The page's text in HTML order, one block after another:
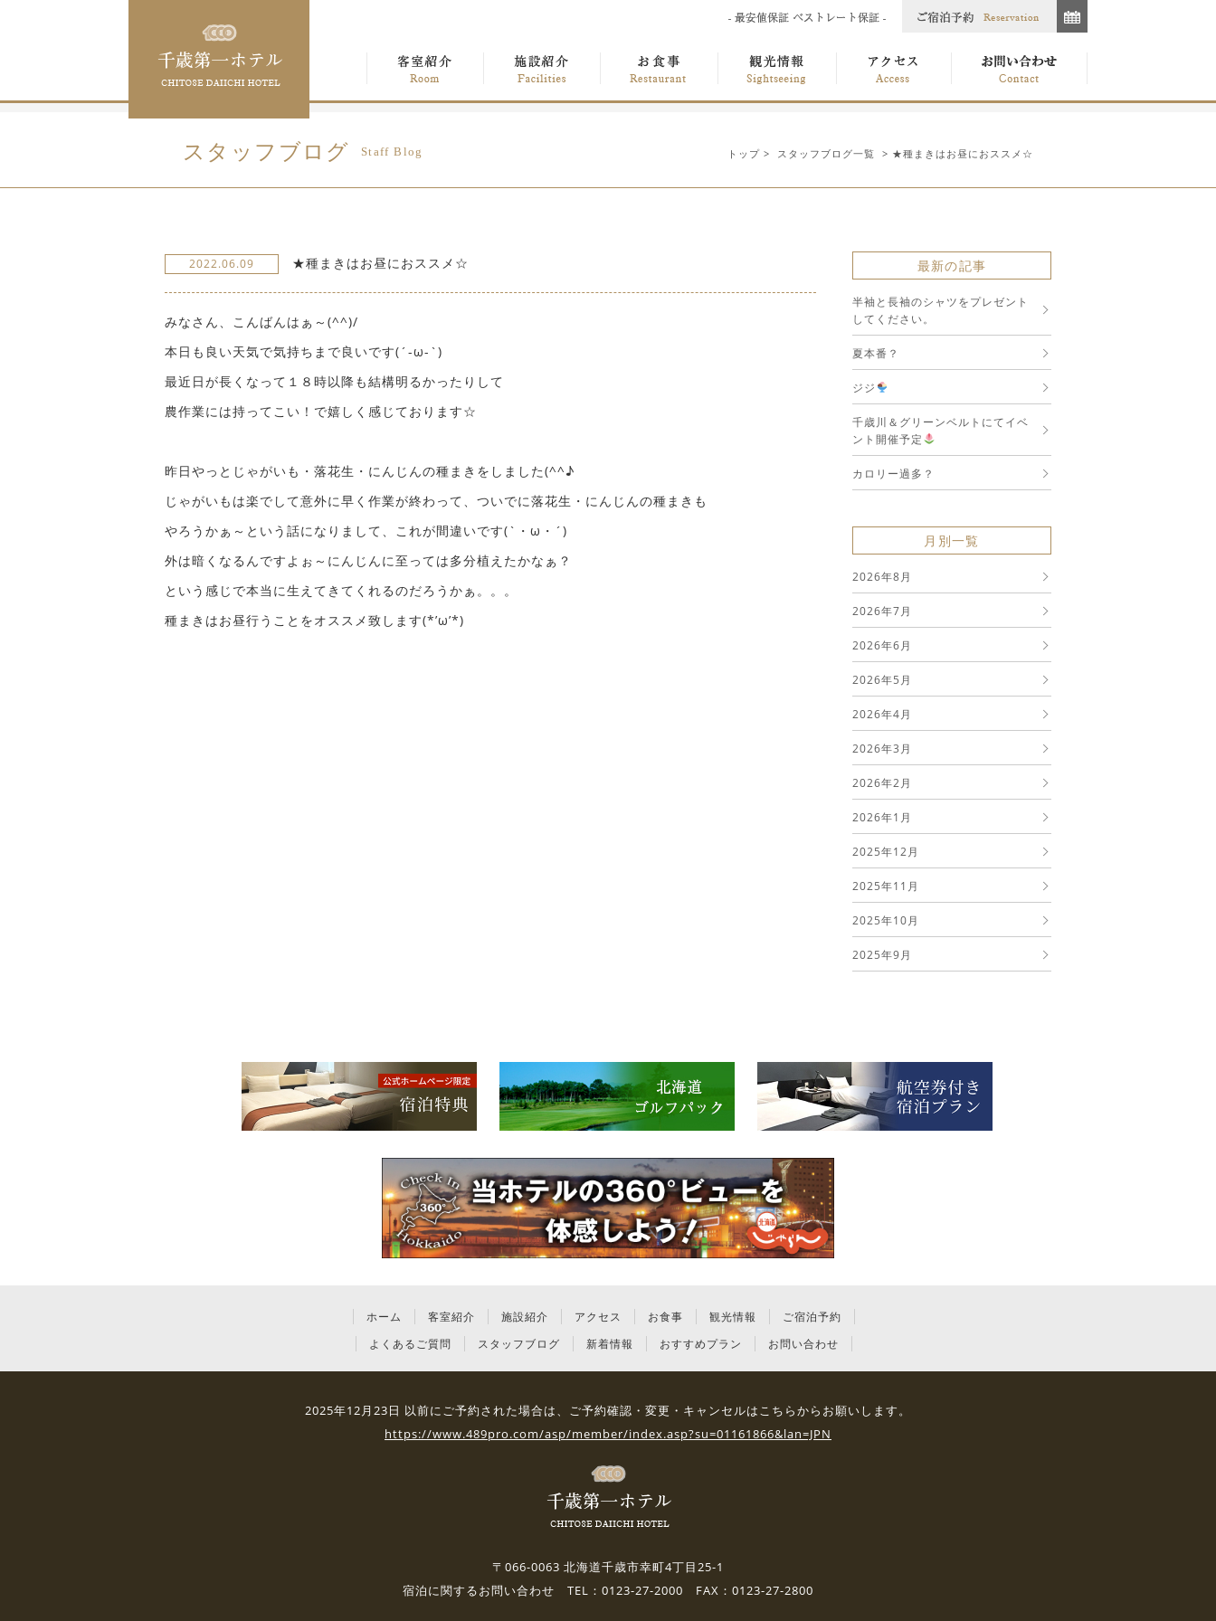
スタッフブログ Staff Blog トップ > スタッフブログ一覧 > ★種まきはお昼におススメ☆
2022.06.09 ★種まきはお昼におススメ☆
みなさん、こんばんはぁ～(^^)/
本日も良い天気で気持ちまで良いです(´-ω-`)
最近日が長くなって１８時以降も結構明るかったりして
農作業には持ってこい！で嬉しく感じております☆
昨日やっとじゃがいも・落花生・にんじんの種まきをしました(^^♪
じゃがいもは楽でして意外に早く作業が終わって、ついでに落花生・にんじんの種まきも
やろうかぁ～という話になりまして、これが間違いです(`・ω・´)
外は暗くなるんですよぉ～にんじんに至っては多分植えたかなぁ？
という感じで本当に生えてきてくれるのだろうかぁ。。。
種まきはお昼行うことをオススメ致します(*’ω’*)
最新の記事
半袖と長袖のシャツをプレゼント
してください。
夏本番？
ジジ
千歳川＆グリーンベルトにてイベ
ント開催予定
カロリー過多？
月別一覧
2026年8月
2026年7月
2026年6月
2026年5月
2026年4月
2026年3月
2026年2月
2026年1月
2025年12月
2025年11月
2025年10月
2025年9月
ホーム 客室紹介 施設紹介 アクセス お食事 観光情報
ご宿泊予約
よくあるご質問
スタッフブログ 新着情報 おすすめプラン お問い合わせ
2025年12月23日 以前にご予約された場合は、 ご予約確認・変更・キャンセルはこちらからお願いします。
https://www.489pro.com/asp/member/index.asp?su=01161866&lan=JPN
〒066-0063 北海道千歳市幸町4丁目25-1
宿泊に関するお問い合わせ TEL：0123-27-2000 FAX：0123-27-2800